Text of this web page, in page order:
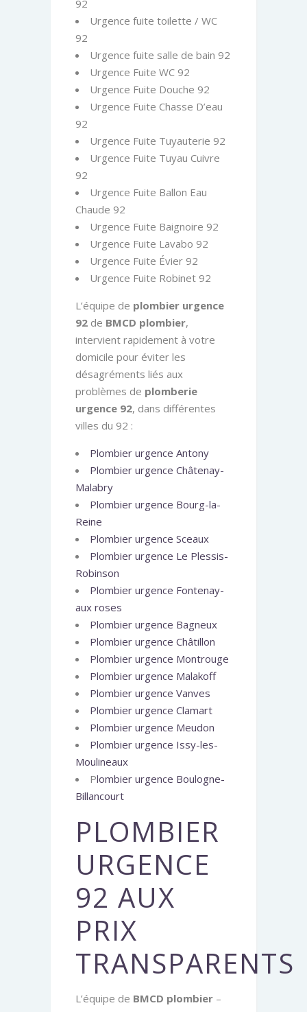
92
Urgence fuite toilette / WC
92
Urgence fuite salle de bain 92
Urgence Fuite WC 92
Urgence Fuite Douche 92
Urgence Fuite Chasse D’eau
92
Urgence Fuite Tuyauterie 92
Urgence Fuite Tuyau Cuivre
92
Urgence Fuite Ballon Eau
Chaude 92
Urgence Fuite Baignoire 92
Urgence Fuite Lavabo 92
Urgence Fuite Évier 92
Urgence Fuite Robinet 92
L’équipe de plombier urgence
92 de BMCD plombier,
intervient rapidement à votre
domicile pour éviter les
désagréments liés aux
problèmes de plomberie
urgence 92, dans différentes
villes du 92 :
Plombier urgence Antony
Plombier urgence Châtenay-
Malabry
Plombier urgence Bourg-la-
Reine
Plombier urgence Sceaux
Plombier urgence Le Plessis-
Robinson
Plombier urgence Fontenay-
aux roses
Plombier urgence Bagneux
Plombier urgence Châtillon
Plombier urgence Montrouge
Plombier urgence Malakoff
Plombier urgence Vanves
Plombier urgence Clamart
Plombier urgence Meudon
Plombier urgence Issy-les-
Moulineaux
Plombier urgence Boulogne-
Billancourt
PLOMBIER
URGENCE
92 AUX
PRIX
TRANSPARENTS
L’équipe de BMCD plombier –